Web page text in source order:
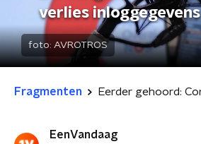
verlies inloggegevens
foto: AVROTROS
Fragmenten
EenVandaag